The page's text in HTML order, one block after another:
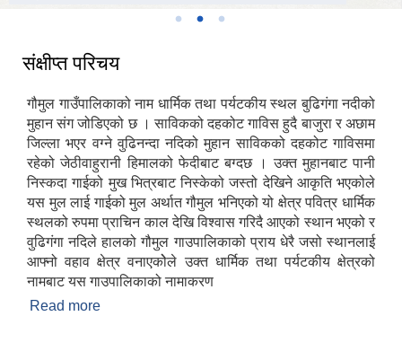
संक्षीप्त परिचय
गौमुल गाउँपालिकाको नाम धार्मिक तथा पर्यटकीय स्थल बुढिगंगा नदीको
मुहान संग जोडिएको छ । साविकको दहकोट गाविस हुदै बाजुरा र अछाम
जिल्ला भएर वग्ने वुढिनन्दा नदिको मुहान साविकको दहकोट गाविसमा
रहेको जेठीवाहुरानी हिमालको फेदीबाट बग्दछ । उक्त मुहानबाट पानी
निस्कदा गाईको मुख भित्रबाट निस्केको जस्तो देखिने आकृति भएकोले
यस मुल लाई गाईको मुल अर्थात गौमुल भनिएको यो क्षेत्र पवित्र धार्मिक
स्थलको रुपमा प्राचिन काल देखि विश्वास गरिदै आएको स्थान भएको र
वुढिगंगा नदिले हालको गौमुल गाउपालिकाको प्राय धेरै जसो स्थानलाई
आफ्नो वहाव क्षेत्र वनाएकोेले उक्त धार्मिक तथा पर्यटकीय क्षेत्रको
नामबाट यस गाउपालिकाको नामाकरण
Read more